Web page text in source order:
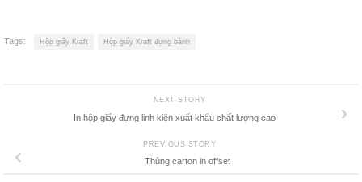
Tags: Hộp giấy Kraft Hộp giấy Kraft đựng bánh
NEXT STORY
In hộp giấy đựng linh kiện xuất khẩu chất lượng cao
PREVIOUS STORY
Thùng carton in offset